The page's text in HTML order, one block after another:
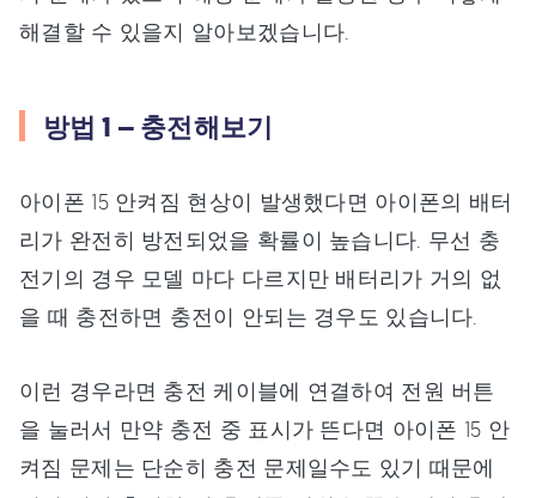
해결할 수 있을지 알아보겠습니다.
방법 1 – 충전해보기
아이폰 15 안켜짐 현상이 발생했다면 아이폰의 배터
리가 완전히 방전되었을 확률이 높습니다. 무선 충
전기의 경우 모델 마다 다르지만 배터리가 거의 없
을 때 충전하면 충전이 안되는 경우도 있습니다.
이런 경우라면 충전 케이블에 연결하여 전원 버튼
을 눌러서 만약 충전 중 표시가 뜬다면 아이폰 15 안
켜짐 문제는 단순히 충전 문제일수도 있기 때문에